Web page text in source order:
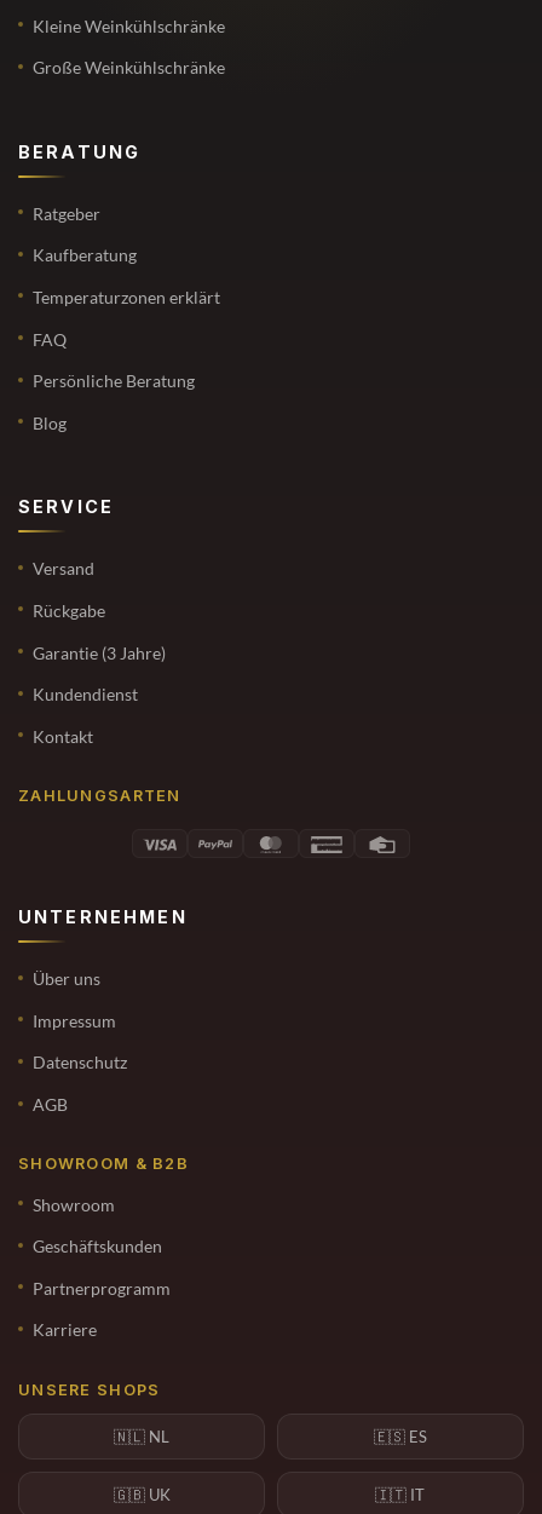
Kleine Weinkühlschränke
Große Weinkühlschränke
BERATUNG
Ratgeber
Kaufberatung
Temperaturzonen erklärt
FAQ
Persönliche Beratung
Blog
SERVICE
Versand
Rückgabe
Garantie (3 Jahre)
Kundendienst
Kontakt
ZAHLUNGSARTEN
UNTERNEHMEN
Über uns
Impressum
Datenschutz
AGB
SHOWROOM & B2B
Showroom
Geschäftskunden
Partnerprogramm
Karriere
UNSERE SHOPS
🇳🇱 NL 🇪🇸 ES
🇬🇧 UK 🇮🇹 IT